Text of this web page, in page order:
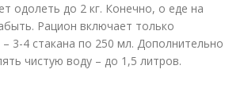
одолеть до 2 кг. Конечно, о еде на
Рацион включает только
3-4 стакана по 250 мл. Дополнительно
чистую воду – до 1,5 литров.